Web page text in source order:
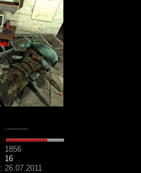
1856
16
: 26.07.2011